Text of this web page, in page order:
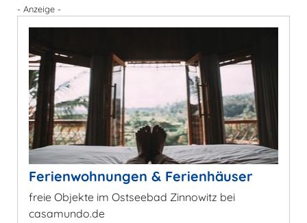
- Anzeige -
Ferienwohnungen & Ferienhäuser
freie Objekte im Ostseebad Zinnowitz bei
casamundo.de